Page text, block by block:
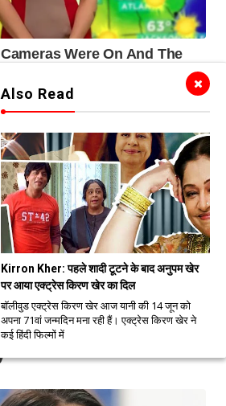
Also Read
Kirron Kher: पहले शादी टूटने के बाद अनुपम खेर
पर आया एक्ट्रेस किरण खेर का दिल
बॉलीवुड एक्ट्रेस किरण खेर आज यानी की 14 जून को
अपना 71वां जन्मदिन मना रही हैं। एक्ट्रेस किरण खेर ने
कई हिंदी फिल्मों में